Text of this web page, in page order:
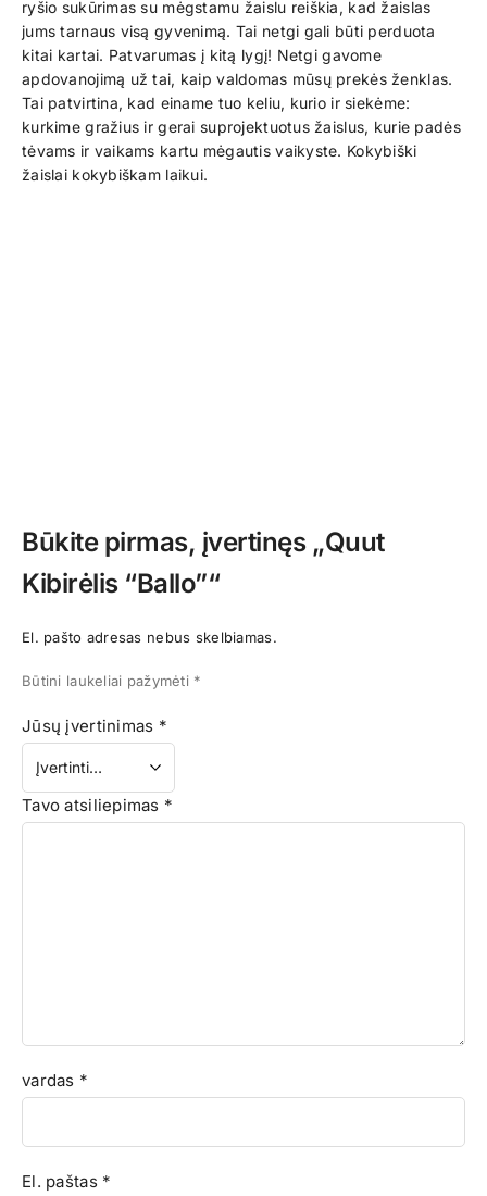
ryšio sukūrimas su mėgstamu žaislu reiškia, kad žaislas
jums tarnaus visą gyvenimą. Tai netgi gali būti perduota
kitai kartai. Patvarumas į kitą lygį! Netgi gavome
apdovanojimą už tai, kaip valdomas mūsų prekės ženklas.
Tai patvirtina, kad einame tuo keliu, kurio ir siekėme:
kurkime gražius ir gerai suprojektuotus žaislus, kurie padės
tėvams ir vaikams kartu mėgautis vaikyste. Kokybiški
žaislai kokybiškam laikui.
Būkite pirmas, įvertinęs „Quut
Kibirėlis “Ballo”“
El. pašto adresas nebus skelbiamas.
Būtini laukeliai pažymėti *
Jūsų įvertinimas *
Tavo atsiliepimas *
vardas *
El. paštas *